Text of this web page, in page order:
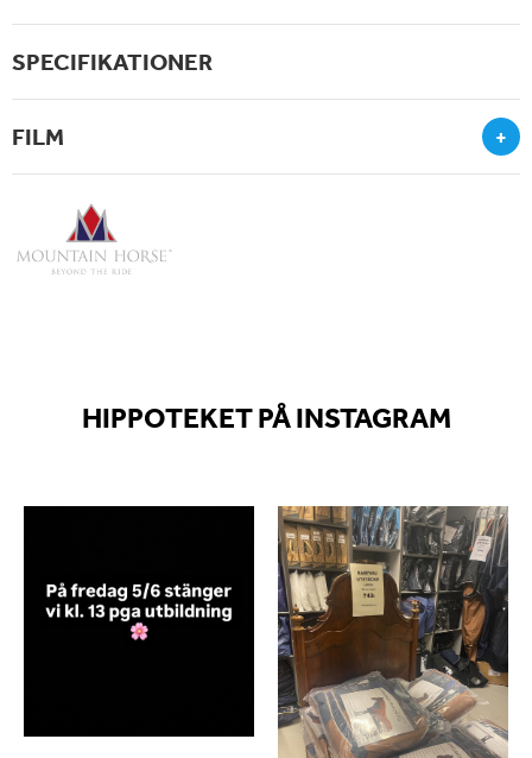
SPECIFIKATIONER
FILM +
HIPPOTEKET PÅ INSTAGRAM